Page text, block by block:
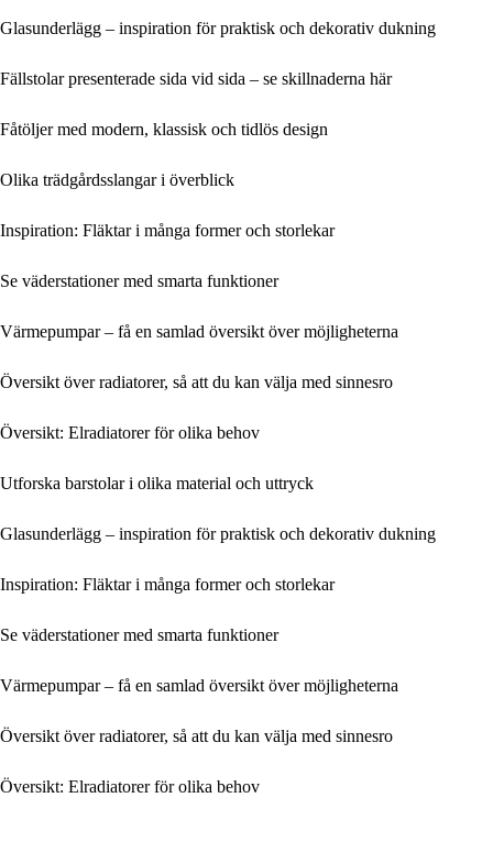
Glasunderlägg – inspiration för praktisk och dekorativ dukning
Fällstolar presenterade sida vid sida – se skillnaderna här
Fåtöljer med modern, klassisk och tidlös design
Olika trädgårdsslangar i överblick
Inspiration: Fläktar i många former och storlekar
Se väderstationer med smarta funktioner
Värmepumpar – få en samlad översikt över möjligheterna
Översikt över radiatorer, så att du kan välja med sinnesro
Översikt: Elradiatorer för olika behov
Utforska barstolar i olika material och uttryck
Glasunderlägg – inspiration för praktisk och dekorativ dukning
Inspiration: Fläktar i många former och storlekar
Se väderstationer med smarta funktioner
Värmepumpar – få en samlad översikt över möjligheterna
Översikt över radiatorer, så att du kan välja med sinnesro
Översikt: Elradiatorer för olika behov